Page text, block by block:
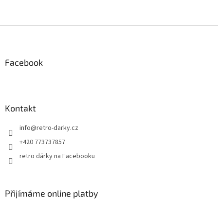
Facebook
Kontakt
info@retro-darky.cz
+420 773737857
retro dárky na Facebooku
Přijímáme online platby